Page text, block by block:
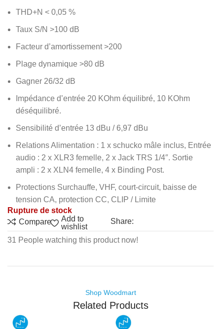
THD+N < 0,05 %
Taux S/N >100 dB
Facteur d’amortissement >200
Plage dynamique >80 dB
Gagner 26/32 dB
Impédance d’entrée 20 KOhm équilibré, 10 KOhm
déséquilibré.
Sensibilité d’entrée 13 dBu / 6,97 dBu
Relations Alimentation : 1 x schucko mâle inclus, Entrée
audio : 2 x XLR3 femelle, 2 x Jack TRS 1/4″. Sortie
ampli : 2 x XLN4 femelle, 4 x Binding Post.
Protections Surchauffe, VHF, court-circuit, baisse de
tension CA, protection CC, CLIP / Limite
Rupture de stock
Compare
Add to
wishlist
Share:
31 People watching this product now!
Shop Woodmart
Related Products